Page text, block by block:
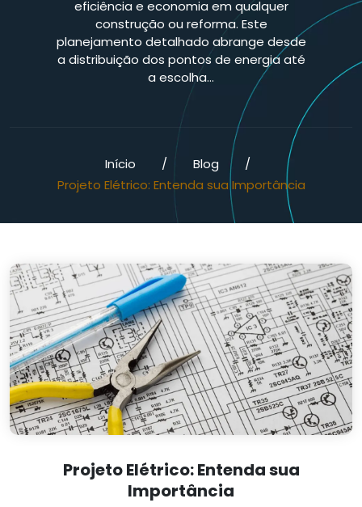
eficiência e economia em qualquer
construção ou reforma. Este
planejamento detalhado abrange desde
a distribuição dos pontos de energia até
a escolha…
Início / Blog
/
Projeto Elétrico: Entenda sua Importância
Projeto Elétrico: Entenda sua
Importância